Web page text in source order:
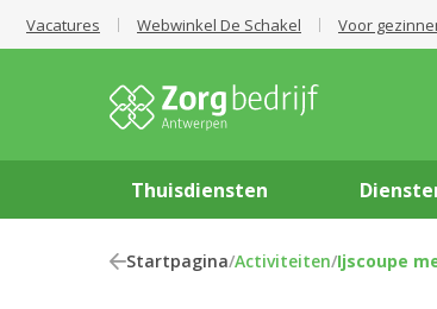
Vacatures Webwinkel De Schakel Voor
Thuisdiensten
Startpagina/Activiteiten/Ijscoupe